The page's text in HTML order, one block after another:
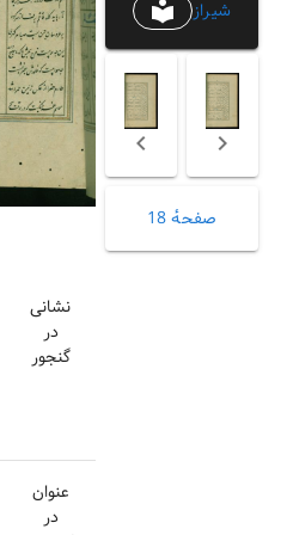
شیراز
local_library
صفحهٔ 18
نشانی
در
گنجور
عنوان
در